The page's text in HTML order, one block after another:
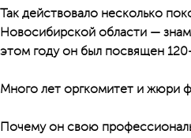
Так действовало несколько
Новосибирской области —
этом году он был посвящен
Много лет оргкомитет и жюри
Почему он свою